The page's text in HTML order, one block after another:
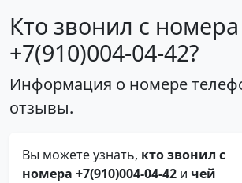
Кто звонил с номера
+7(910)004-04-42?
Информация о номере
отзывы.
Вы можете узнать, кто звонил с
номера +7(910)004-04-42 и чей